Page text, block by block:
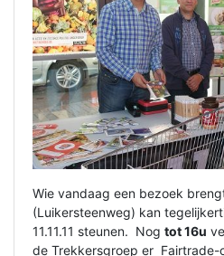
Wie vandaag een bezoek
(Luikersteenweg) kan
11.11.11 steunen. Nog tot 16u
de Trekkersgroep er Fairtrade-